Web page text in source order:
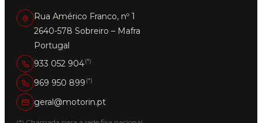
Rua Américo Franco, nº 1
2640-578 Sobreiro – Mafra
Portugal
933 052 904(*)
969 950 899 (*)
geral@motorin.pt